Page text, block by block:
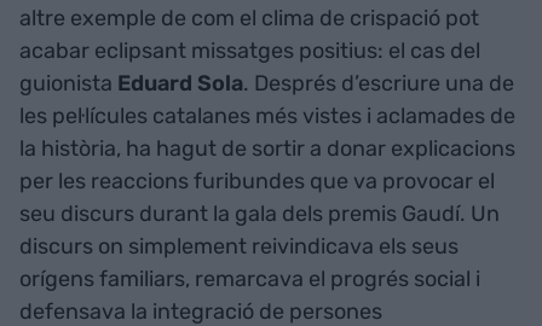
altre exemple de com el clima de crispació pot
acabar eclipsant missatges positius: el cas del
guionista Eduard Sola. Després d’escriure una de
les pel·lícules catalanes més vistes i aclamades de
la història, ha hagut de sortir a donar explicacions
per les reaccions furibundes que va provocar el
seu discurs durant la gala dels premis Gaudí. Un
discurs on simplement reivindicava els seus
orígens familiars, remarcava el progrés social i
defensava la integració de persones